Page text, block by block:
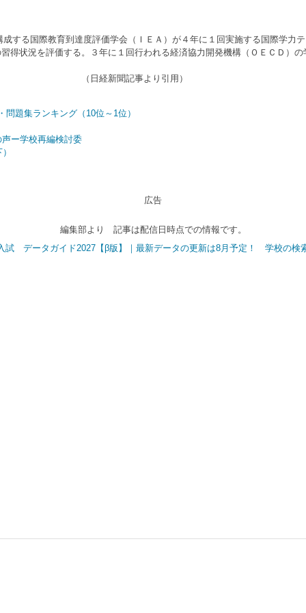
る国際教育到達度評価学会（ＩＥＡ）が４年に１回実施する国際学力
得状況を評価する。３年に１回行われる経済協力開発機構（ＯＥＣＤ）
り引用）
題集ランキング（10位～1位）
ー学校再編検討委
広告
編集部より 記事は配信日時点での情報です。
試 データガイド2027【β版】｜最新データの更新は8月予定！ 学校の検